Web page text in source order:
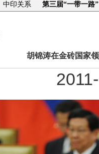
中印关系 第三届“一带一路
胡锦涛在金砖国家